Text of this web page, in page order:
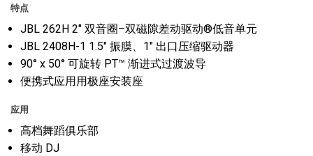
特点
JBL 262H 2" 双音圈–双磁隙差动驱动®低音单元
JBL 2408H-1 1.5" 振膜、1" 出口压缩驱动器
90° x 50° 可旋转 PT™ 渐进式过渡波导
便携式应用用极座安装座
应用
高档舞蹈俱乐部
移动 DJ